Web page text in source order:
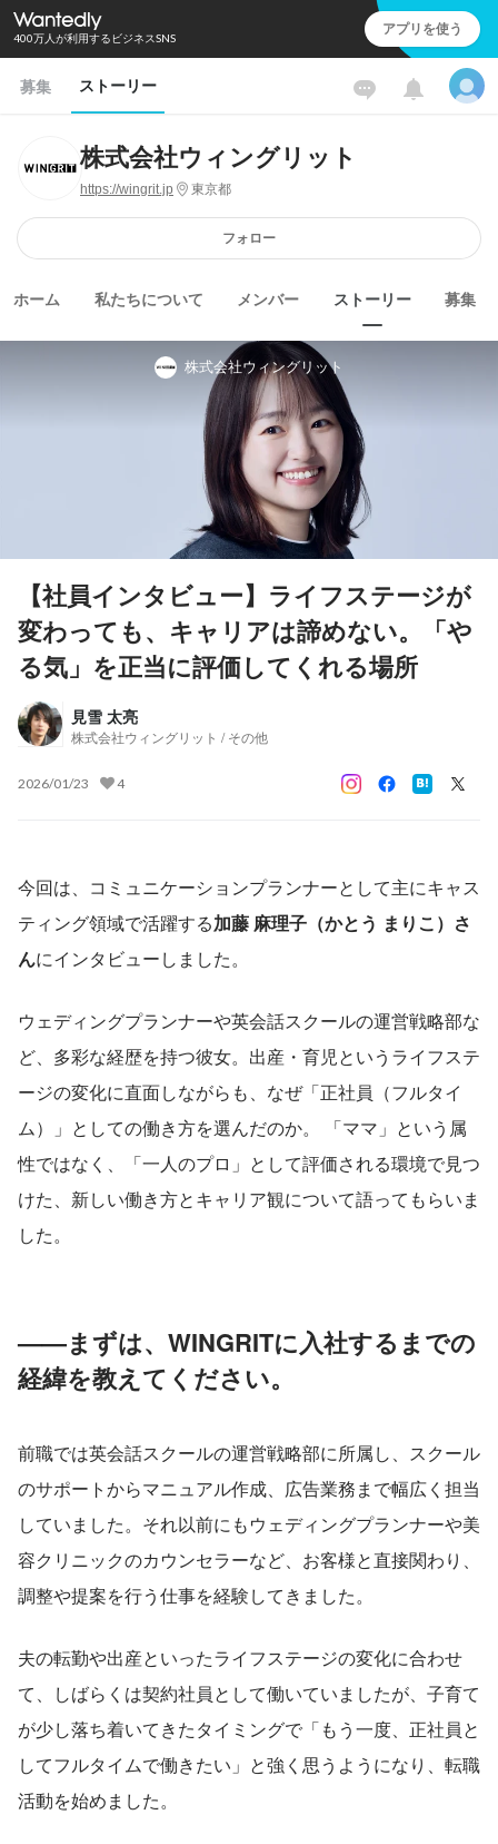
400万人が利用するビジネスSNS アプリを使う
募集 ストーリー
株式会社ウィングリット
https://wingrit.jp 東京都
フォロー
ホーム 私たちについて メンバー ストーリー 募集
株式会社ウィングリット
【社員インタビュー】ライフステージが
変わっても、キャリアは諦めない。「や
る気」を正当に評価してくれる場所
見雪 太亮
株式会社ウィングリット / その他
2026/01/23 4
今回は、コミュニケーションプランナーとして主にキャス
ティング領域で活躍する加藤 麻理子（かとう まりこ）さ
んにインタビューしました。
ウェディングプランナーや英会話スクールの運営戦略部な
ど、多彩な経歴を持つ彼女。出産・育児というライフステ
ージの変化に直面しながらも、なぜ「正社員（フルタイ
ム）」としての働き方を選んだのか。 「ママ」という属
性ではなく、「一人のプロ」として評価される環境で見つ
けた、新しい働き方とキャリア観について語ってもらいま
した。
——まずは、WINGRITに入社するまでの
経緯を教えてください。
前職では英会話スクールの運営戦略部に所属し、スクール
のサポートからマニュアル作成、広告業務まで幅広く担当
していました。それ以前にもウェディングプランナーや美
容クリニックのカウンセラーなど、お客様と直接関わり、
調整や提案を行う仕事を経験してきました。
夫の転勤や出産といったライフステージの変化に合わせ
て、しばらくは契約社員として働いていましたが、子育て
が少し落ち着いてきたタイミングで「もう一度、正社員と
してフルタイムで働きたい」と強く思うようになり、転職
活動を始めました。